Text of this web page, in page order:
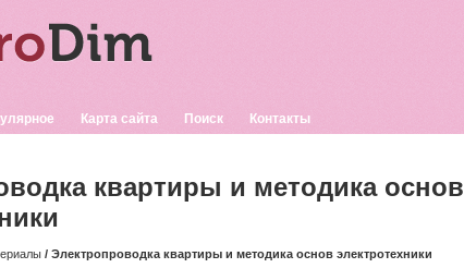
Карта сайта Поиск Контакты
квартиры и методика основ
/ Электропроводка квартиры и методика основ электротехники